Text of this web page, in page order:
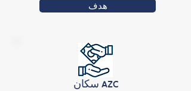
هدف
سكان AZC